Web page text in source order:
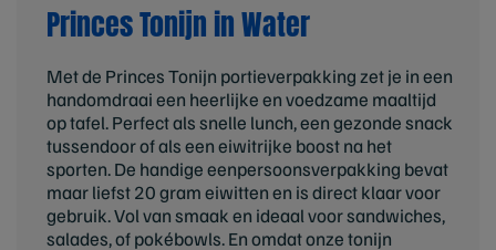
Princes Tonijn in Water
Met de Princes Tonijn portieverpakking zet je in een
handomdraai een heerlijke en voedzame maaltijd
op tafel. Perfect als snelle lunch, een gezonde snack
tussendoor of als een eiwitrijke boost na het
sporten. De handige eenpersoonsverpakking bevat
maar liefst 20 gram eiwitten en is direct klaar voor
gebruik. Vol van smaak en ideaal voor sandwiches,
salades, of pokébowls. En omdat onze tonijn